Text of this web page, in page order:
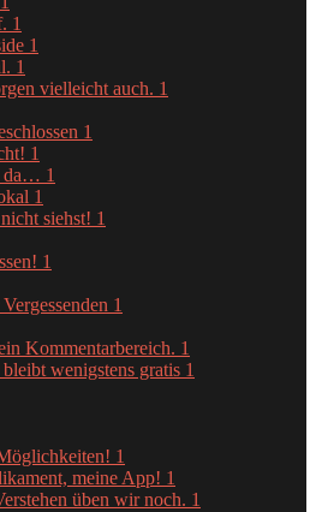
1
1
1
vielleicht auch. 1
1
1
da… 1
1
siehst! 1
1
1
Kommentarbereich. 1
wenigstens gratis 1
1
meine App! 1
üben wir noch. 1